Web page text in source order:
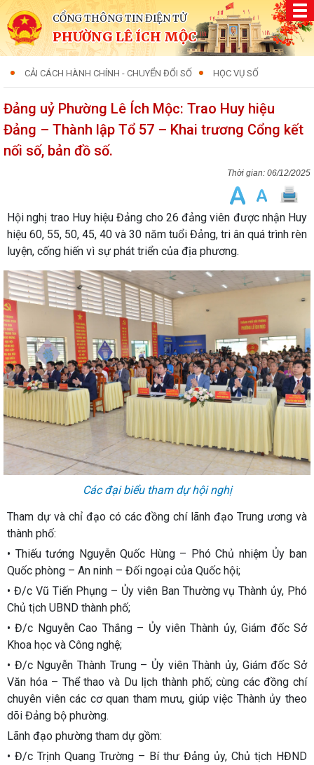
CỔNG THÔNG TIN ĐIỆN TỬ
PHƯỜNG LÊ ÍCH MỘC
CẢI CÁCH HÀNH CHÍNH - CHUYỂN ĐỔI SỐ HỌC VỤ SỐ
Đảng uỷ Phường Lê Ích Mộc: Trao Huy hiệu
Đảng – Thành lập Tổ 57 – Khai trương Cổng kết
nối số, bản đồ số.
06/12/2025
Hội nghị trao Huy hiệu Đảng cho 26 đảng viên được nhận Huy
hiệu 60, 55, 50, 45, 40 và 30 năm tuổi Đảng, tri ân quá trình rèn
luyện, cống hiến vì sự phát triển của địa phương.
Các đại biểu tham dự hội nghị
Tham dự và chỉ đạo có các đồng chí lãnh đạo Trung ương và
thành phố:
• Thiếu tướng Nguyễn Quốc Hùng – Phó Chủ nhiệm Ủy ban
Quốc phòng – An ninh – Đối ngoại của Quốc hội;
• Đ/c Vũ Tiến Phụng – Ủy viên Ban Thường vụ Thành ủy, Phó
Chủ tịch UBND thành phố;
• Đ/c Nguyễn Cao Thắng – Ủy viên Thành ủy, Giám đốc Sở
Khoa học và Công nghệ;
• Đ/c Nguyễn Thành Trung – Ủy viên Thành ủy, Giám đốc Sở
Văn hóa – Thể thao và Du lịch thành phố; cùng các đồng chí
chuyên viên các cơ quan tham mưu, giúp việc Thành ủy theo
dõi Đảng bộ phường.
Lãnh đạo phường tham dự gồm:
• Đ/c Trịnh Quang Trường – Bí thư Đảng ủy, Chủ tịch HĐND